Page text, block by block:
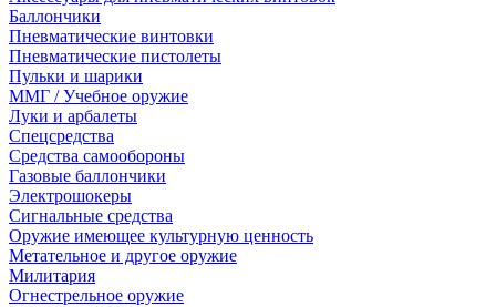
Баллончики
Пневматические винтовки
Пневматические пистолеты
Пульки и шарики
ММГ / Учебное оружие
Луки и арбалеты
Спецсредства
Средства самообороны
Газовые баллончики
Электрошокеры
Сигнальные средства
Оружие имеющее культурную ценность
Метательное и другое оружие
Милитария
Огнестрельное оружие